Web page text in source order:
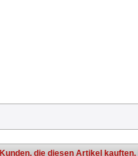
Kunden, die diesen Artikel